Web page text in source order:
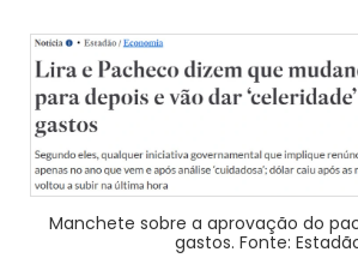
Manchete sobre a aprovação do
gastos. Fonte: